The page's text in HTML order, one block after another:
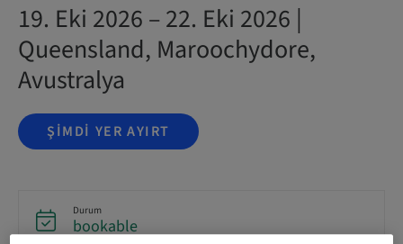
19. Eki 2026 – 22. Eki 2026 |
Queensland, Maroochydore,
Avustralya
ŞIMDI YER AYIRT
Durum
bookable